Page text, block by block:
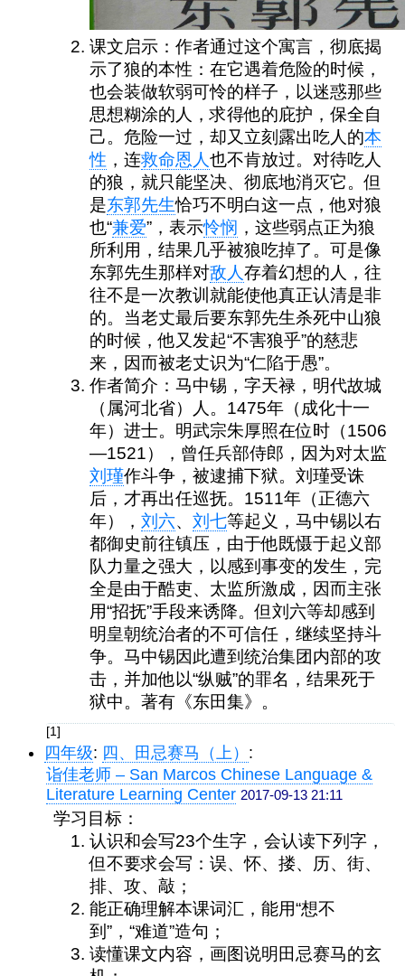
课文启示：作者通过这个寓言，彻底揭
示了狼的本性：在它遇着危险的时候，
也会装做软弱可怜的样子，以迷惑那些
思想糊涂的人，求得他的庇护，保全自
己。危险一过，却又立刻露出吃人的本
性 ，连救命恩人也不肯放过。对待吃人
的狼，就只能坚决、彻底地消灭它。但
是东郭先生恰巧不明白这一点，他对狼
也“兼爱”，表示怜悯 ，这些弱点正为狼
所利用，结果几乎被狼吃掉了。可是像
东郭先生那样对敌人存着幻想的人，往
往不是一次教训就能使他真正认清是非
的。当老丈最后要东郭先生杀死中山狼
的时候，他又发起“不害狼乎”的慈悲
来，因而被老丈识为“仁陷于愚”。
作者简介：马中锡，字天禄，明代故城
（属河北省）人。1475年（成化十一
年）进士。明武宗朱厚照在位时（1506
—1521），曾任兵部侍郎，因为对太监
刘瑾作斗争，被逮捕下狱。刘瑾受诛
后，才再出任巡抚。1511年（正德六
年）， 刘六、 刘七等起义，马中锡以右
都御史前往镇压，由于他既慑于起义部
队力量之强大，以感到事变的发生，完
全是由于酷吏、太监所激成，因而主张
用“招抚”手段来诱降。但刘六等却感到
明皇朝统治者的不可信任，继续坚持斗
争。马中锡因此遭到统治集团内部的攻
击，并加他以“纵贼”的罪名，结果死于
狱中。著有《东田集》。
[1]
四年级: 四、田忌赛马（上） :
诣佳老师 – San Marcos Chinese Language &
Literature Learning Center 2017-09-13 21:11
学习目标：
认识和会写23个生字，会认读下列字，
但不要求会写：误、怀、搂、历、街、
排、攻、敲；
能正确理解本课词汇，能用“想不
到”，“难道”造句；
读懂课文内容，画图说明田忌赛马的玄